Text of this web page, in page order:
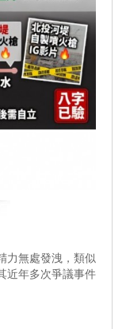
力無處發洩，類似
近年多次爭議事件